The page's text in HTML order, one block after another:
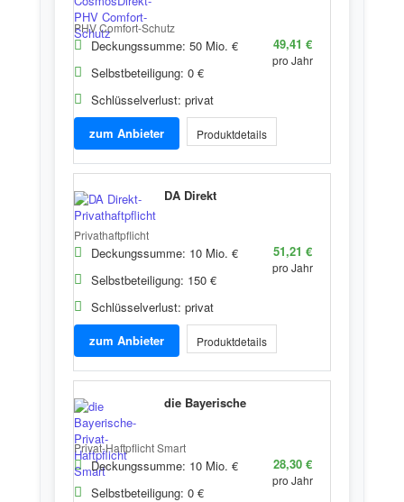
PHV Comfort-Schutz
Deckungssumme: 50 Mio. €
Selbstbeteiligung: 0 €
Schlüsselverlust: privat
49,41 €
pro Jahr
zum Anbieter Produktdetails
DA Direkt
Privathaftpflicht
Deckungssumme: 10 Mio. €
Selbstbeteiligung: 150 €
Schlüsselverlust: privat
51,21 €
pro Jahr
zum Anbieter Produktdetails
die Bayerische
Privat-Haftpflicht Smart
Deckungssumme: 10 Mio. €
Selbstbeteiligung: 0 €
28,30 €
pro Jahr